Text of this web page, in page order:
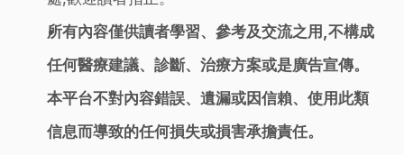
所有內容僅供讀者學習、參考及交流之用,不構成
任何醫療建議、診斷、治療方案或是廣告宣傳。
本平台不對內容錯誤、遺漏或因信賴、使用此類
信息而導致的任何損失或損害承擔責任。